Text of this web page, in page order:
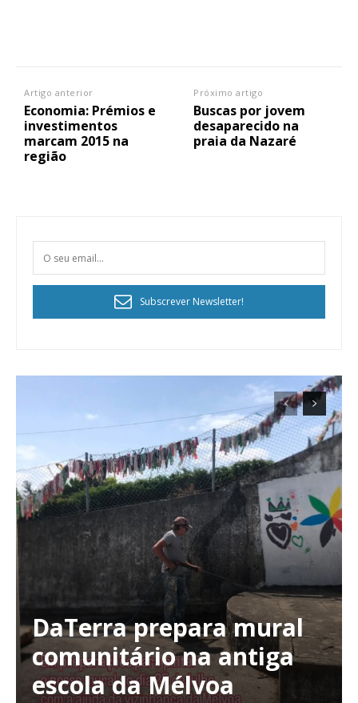
Planos de Assinatura
Faça-se assinante do Região de Cister e ajude-nos a manter este serviço
público!
Sendo assinante terá acesso a todos os conteúdos exclusivos e versões
digitais.
Escolha o plano de assinatura desejado:
ASSINATURA
IMPRESSA
32€
12 meses
Artigo anterior
Economia: Prémios e
investimentos
marcam 2015 na
região
Próximo artigo
Buscas por jovem
desaparecido na
praia da Nazaré
Subscrever Newsletter!
DaTerra prepara mural
comunitário na antiga
escola da Mélvoa